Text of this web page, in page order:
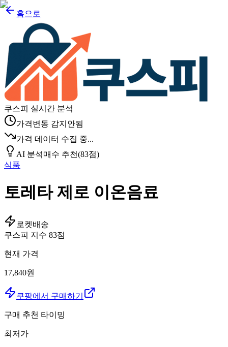
홈으로
쿠스피 실시간 분석
가격변동 감지안됨
가격 데이터 수집 중...
AI 분석매수 추천(83점)
식품
토레타 제로 이온음료
로켓배송
쿠스피 지수 83점
현재 가격
17,840원
쿠팡에서 구매하기
구매 추천 타이밍
최저가